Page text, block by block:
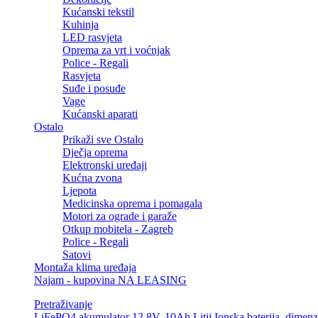
Kućanski tekstil
Kuhinja
LED rasvjeta
Oprema za vrt i voćnjak
Police - Regali
Rasvjeta
Suđe i posuđe
Vage
Kućanski aparati
Ostalo
Prikaži sve Ostalo
Dječja oprema
Elektronski uređaji
Kućna zvona
Ljepota
Medicinska oprema i pomagala
Motori za ograde i garaže
Otkup mobitela - Zagreb
Police - Regali
Satovi
Montaža klima uređaja
Najam - kupovina NA LEASING
Pretraživanje